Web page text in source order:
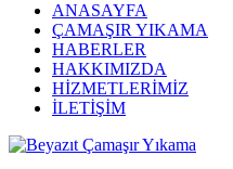
ANASAYFA
ÇAMAŞIR YIKAMA
HABERLER
HAKKIMIZDA
HİZMETLERİMİZ
İLETİŞİM